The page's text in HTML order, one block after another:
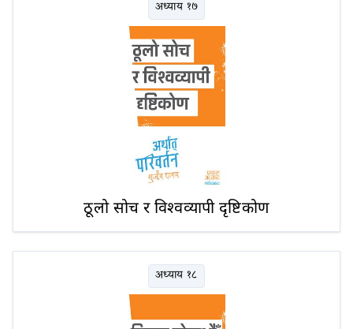
अध्याय १७
ठूलो सोच र विश्वव्यापी दृष्टिकोण
अध्याय १८